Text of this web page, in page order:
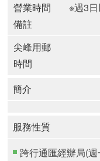
營業時間
備註
※遇3日
尖峰用郵
時間
簡介
服務性質
跨行通匯經辦局(